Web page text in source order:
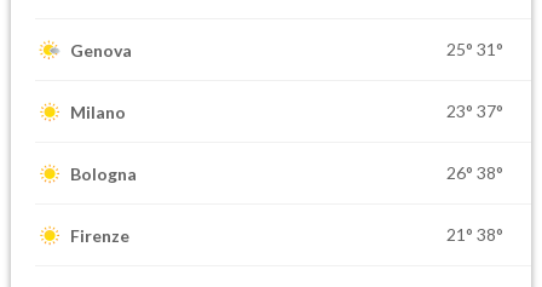
Genova 25° 31°
Milano 23° 37°
Bologna 26° 38°
Firenze 21° 38°